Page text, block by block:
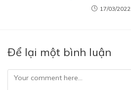
17/03/2022
Để lại một bình luận